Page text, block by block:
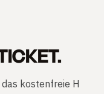
kostenfreie H